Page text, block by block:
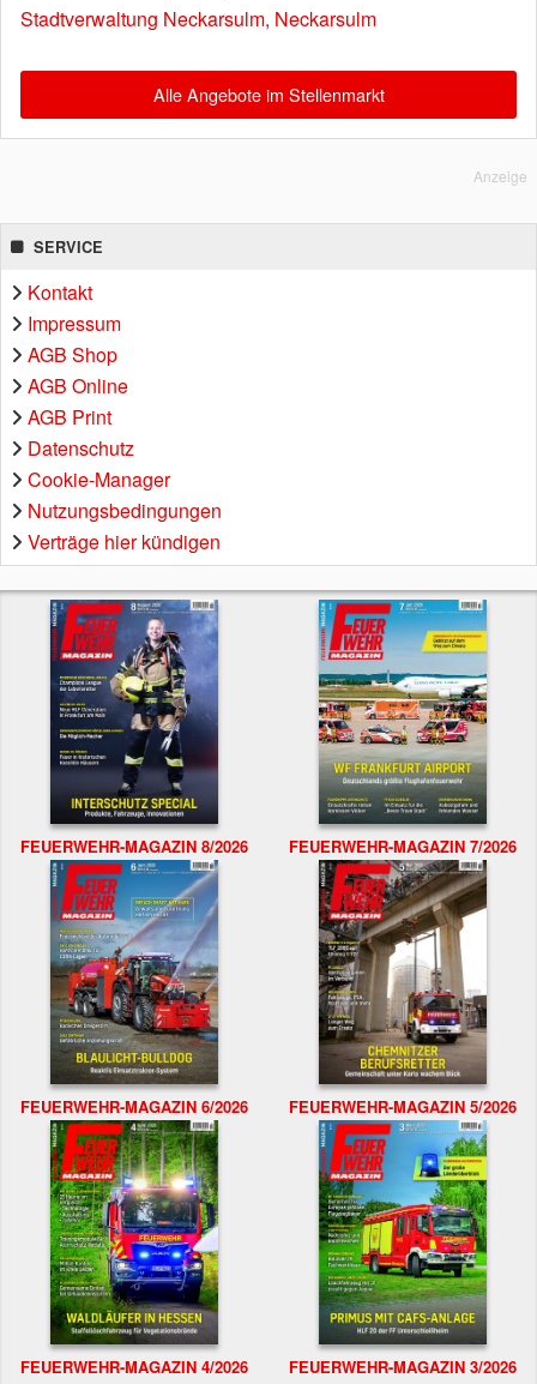
Stadtverwaltung Neckarsulm, Neckarsulm
Alle Angebote im Stellenmarkt
Anzeige
SERVICE
Kontakt
Impressum
AGB Shop
AGB Online
AGB Print
Datenschutz
Cookie-Manager
Nutzungsbedingungen
Verträge hier kündigen
FEUERWEHR-MAGAZIN 8/2026 FEUERWEHR-MAGAZIN 7/2026
FEUERWEHR-MAGAZIN 6/2026 FEUERWEHR-MAGAZIN 5/2026
FEUERWEHR-MAGAZIN 4/2026 FEUERWEHR-MAGAZIN 3/2026